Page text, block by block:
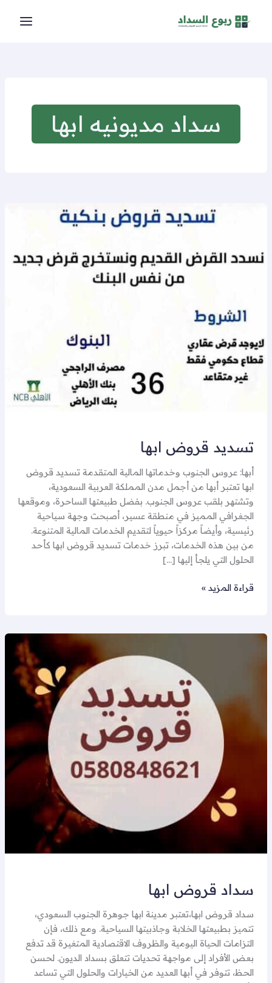
سداد مديونيه ابها
تسديد قروض ابها
أبها: عروس الجنوب وخدماتها المالية المتقدمة تسديد قروض
ابها تعتبر أبها من أجمل مدن المملكة العربية السعودية،
وتشتهر بلقب عروس الجنوب. بفضل طبيعتها الساحرة، وموقعها
الجغرافي المميز في منطقة عسير، أصبحت وجهة سياحية
رئيسية، وأيضاً مركزاً حيوياً لتقديم الخدمات المالية المتنوعة.
من بين هذه الخدمات، تبرز خدمات تسديد قروض ابها كأحد
الحلول التي يلجأ إليها […]
قراءة المزيد »
سداد قروض ابها
سداد قروض ابها،تعتبر مدينة ابها جوهرة الجنوب السعودي،
تتميز بطبيعتها الخلابة وجاذبيتها السياحية. ومع ذلك، فإن
التزامات الحياة اليومية والظروف الاقتصادية المتغيرة قد تدفع
بعض الأفراد إلى مواجهة تحديات تتعلق بسداد الديون. لحسن
الحظ، تتوفر في أبها العديد من الخيارات والحلول التي تساعد